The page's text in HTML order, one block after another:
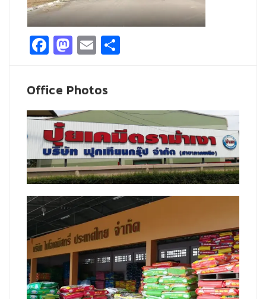
Facebook
Mastodon
Email
Office Photos